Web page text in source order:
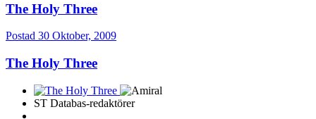
The Holy Three
Postad 30 Oktober, 2009
The Holy Three
ST Databas-redaktörer